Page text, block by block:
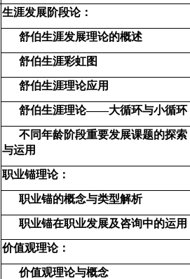
生涯发展阶段论：
舒伯生涯发展理论的概述
舒伯生涯彩虹图
舒伯生涯理论应用
舒伯生涯理论——大循环与小循环
不同年龄阶段重要发展课题的探索
与运用
职业锚理论：
职业锚的概念与类型解析
职业锚在职业发展及咨询中的运用
价值观理论：
价值观理论与概念